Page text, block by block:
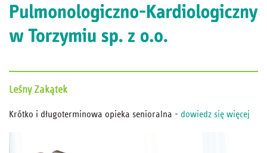
LeśnyZakątek
Krótko i długoterminowa opieka senioralna - dowiedz się więcej